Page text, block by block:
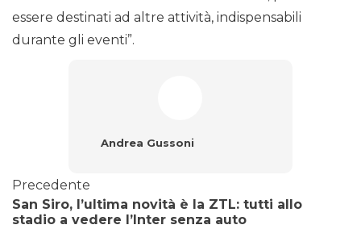
essere destinati ad altre attività, indispensabili
durante gli eventi”.
Andrea Gussoni
Precedente
San Siro, l’ultima novità è la ZTL: tutti allo
stadio a vedere l’Inter senza auto